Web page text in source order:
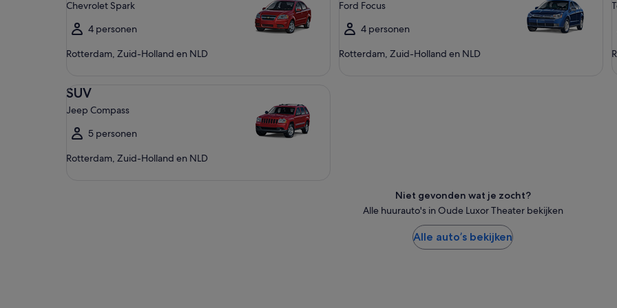
Chevrolet Spark
4 personen
Rotterdam, Zuid-Holland en NLD
Ford Focus
4 personen
Rotterdam, Zuid-Holland en NLD
SUV
Jeep Compass
5 personen
Rotterdam, Zuid-Holland en NLD
Niet gevonden wat je zocht?
Alle huurauto's in Oude Luxor Theater bekijken
Alle auto’s bekijken